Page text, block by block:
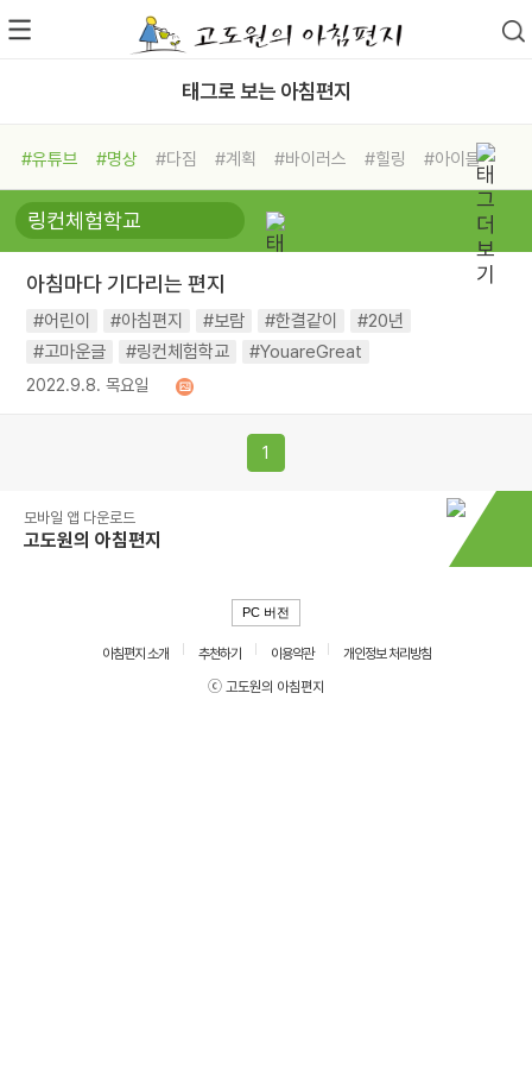
태그로 보는 아침편지
#유튜브 #명상 #다짐 #계획 #바이러스 #힐링
#아이들
#비전캠프
#독서캠프 #삶
#희망
#나눔 #친구 #링컨학교
#독서
#건강 #면역력
아침마다 기다리는 편지
#어린이 #아침편지 #보람 #한결같이
#20년
#고마운글
#링컨체험학교 #YouareGreat
2022.9.8. 목요일
1
모바일 앱 다운로드
고도원의 아침편지
PC 버전
아침편지 소개 추천하기 이용약관
개인정보 처리방침
ⓒ 고도원의 아침편지